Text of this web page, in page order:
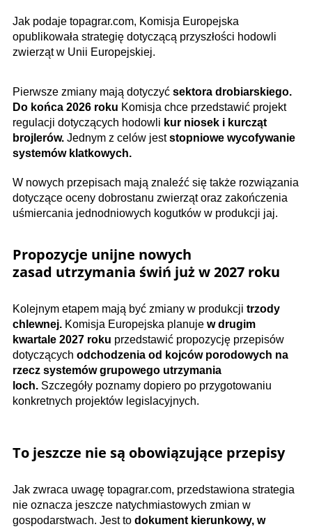
Jak podaje topagrar.com, Komisja Europejska
opublikowała strategię dotyczącą przyszłości hodowli
zwierząt w Unii Europejskiej.
Pierwsze zmiany mają dotyczyć sektora drobiarskiego.
Do końca 2026 roku Komisja chce przedstawić projekt
regulacji dotyczących hodowli kur niosek i kurcząt
brojlerów. Jednym z celów jeststopniowe wycofywanie
systemów klatkowych.
W nowych przepisach mają znaleźć się także rozwiązania
dotyczące oceny dobrostanu zwierząt oraz zakończenia
uśmiercania jednodniowych kogutków w produkcji jaj.
Propozycje unijne nowych
zasad utrzymania świń już w 2027 roku
Kolejnym etapem mają być zmiany w produkcji trzody
chlewnej. Komisja Europejska planuje w drugim
kwartale 2027 roku przedstawić propozycję przepisów
dotyczących odchodzenia od kojców porodowych na
rzecz systemów grupowego utrzymania
loch. Szczegóły poznamy dopiero po przygotowaniu
konkretnych projektów legislacyjnych.
To jeszcze nie są obowiązujące przepisy
Jak zwraca uwagę topagrar.com, przedstawiona strategia
nie oznacza jeszcze natychmiastowych zmian w
gospodarstwach. Jest to dokument kierunkowy, w